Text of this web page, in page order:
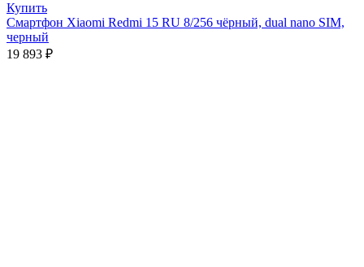
Купить
Смартфон Xiaomi Redmi 15 RU 8/256 чёрный, dual nano SIM,
черный
19 893 ₽